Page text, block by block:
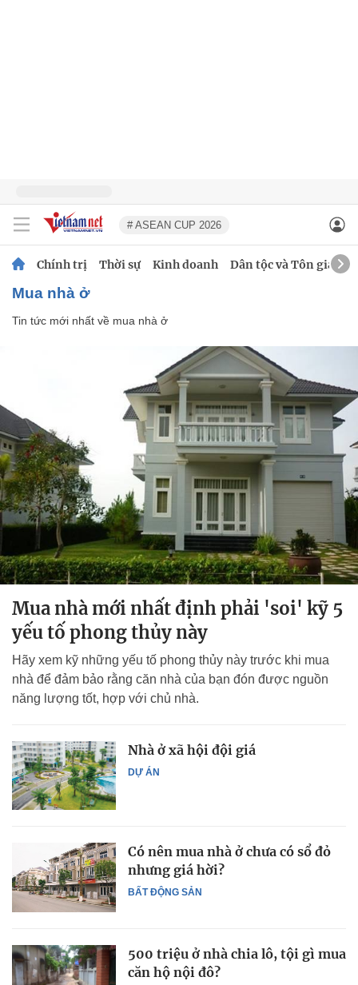
# ASEAN CUP 2026
Chính trị Thời sự Kinh doanh Dân tộc và Tôn giáo
mua nhà ở
Tin tức mới nhất về mua nhà ở
Mua nhà mới nhất định phải 'soi' kỹ 5
yếu tố phong thủy này
Hãy xem kỹ những yếu tố phong thủy này trước khi mua
nhà để đảm bảo rằng căn nhà của bạn đón được nguồn
năng lượng tốt, hợp với chủ nhà.
DỰ ÁN
Nhà ở xã hội đội giá
BẤT ĐỘNG SẢN
Có nên mua nhà ở chưa có sổ đỏ
nhưng giá hời?
500 triệu ở nhà chia lô, tội gì mua
căn hộ nội đô?